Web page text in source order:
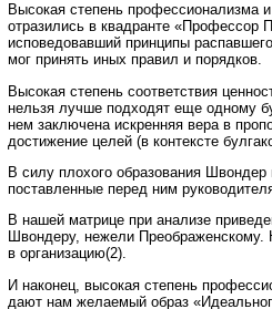
Высокая степень профессионализма
отразились в квадранте «Профессор
исповедовавший принципы
мог принять иных правил и порядков.
Высокая степень соответствия
нельзя лучше подходят еще одному
нем заключена искренняя вера в
достижение целей (в контексте
В силу плохого образования
поставленные перед ним
В нашей матрице при анализе
Швондеру, нежели Преображенскому.
в организацию(2).
И наконец, высокая степень
дают нам желаемый образ